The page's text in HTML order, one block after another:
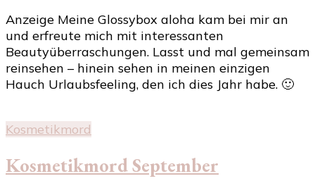
Anzeige Meine Glossybox aloha kam bei mir an
und erfreute mich mit interessanten
Beautyüberraschungen. Lasst und mal gemeinsam
reinsehen – hinein sehen in meinen einzigen
Hauch Urlaubsfeeling, den ich dies Jahr habe. 🙂
Kosmetikmord
Kosmetikmord September